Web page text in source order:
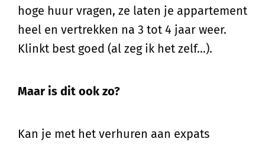
hoge huur vragen, ze laten je appartement
heel en vertrekken na 3 tot 4 jaar weer.
Klinkt best goed (al zeg ik het zelf…).
Maar is dit ook zo?
Kan je met het verhuren aan expats